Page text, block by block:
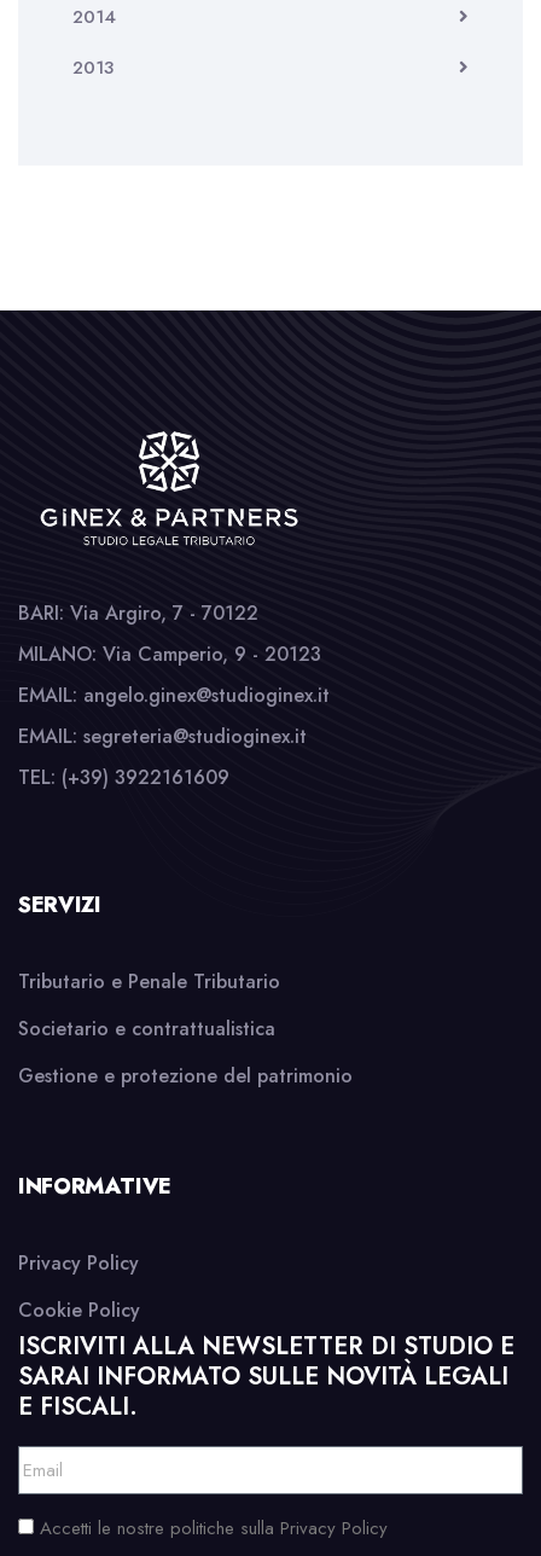
2014
2013
BARI: Via Argiro, 7 - 70122
MILANO: Via Camperio, 9 - 20123
EMAIL: angelo.ginex@studioginex.it
EMAIL: segreteria@studioginex.it
TEL: (+39) 3922161609
SERVIZI
Tributario e Penale Tributario
Societario e contrattualistica
Gestione e protezione del patrimonio
INFORMATIVE
Privacy Policy
Cookie Policy
ISCRIVITI ALLA NEWSLETTER DI STUDIO E
SARAI INFORMATO SULLE NOVITÀ LEGALI
E FISCALI.
Accetti le nostre politiche sulla Privacy Policy